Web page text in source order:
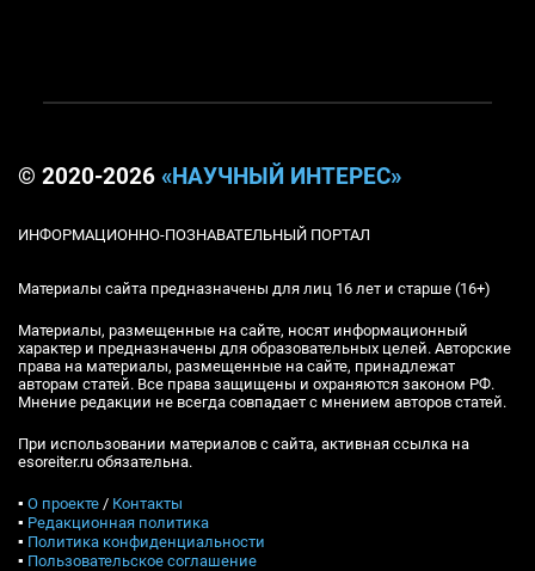
© 2020-2026 «НАУЧНЫЙ ИНТЕРЕС»
ИНФОРМАЦИОННО-ПОЗНАВАТЕЛЬНЫЙ ПОРТАЛ
Материалы сайта предназначены для лиц 16 лет и старше (16+)
Материалы, размещенные на сайте, носят информационный
характер и предназначены для образовательных целей. Авторские
права на материалы, размещенные на сайте, принадлежат
авторам статей. Все права защищены и охраняются законом РФ.
Мнение редакции не всегда совпадает с мнением авторов статей.
При использовании материалов с сайта, активная ссылка на
esoreiter.ru обязательна.
▪ О проекте / Контакты
▪ Редакционная политика
▪ Политика конфиденциальности
▪ Пользовательское соглашение